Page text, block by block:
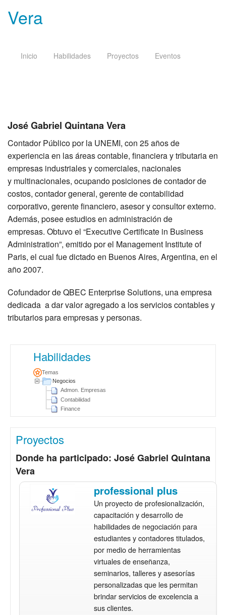
Vera
Inicio Habilidades Proyectos Eventos
José Gabriel Quintana Vera
Contador Público por la UNEMI, con 25 años de
experiencia en las áreas contable, financiera y tributaria en
empresas industriales y comerciales, nacionales
y multinacionales, ocupando posiciones de contador de
costos, contador general, gerente de contabilidad
corporativo, gerente financiero, asesor y consultor externo.
Además, posee estudios en administración de
empresas. Obtuvo el “Executive Certificate in Business
Administration”, emitido por el Management Institute of
Paris, el cual fue dictado en Buenos Aires, Argentina, en el
año 2007.
Cofundador de QBEC Enterprise Solutions, una empresa
dedicada a dar valor agregado a los servicios contables y
tributarios para empresas y personas.
Habilidades
Temas
Negocios
Admon. Empresas
Contabilidad
Finance
Proyectos
Donde ha participado: José Gabriel Quintana
Vera
professional plus
Un proyecto de profesionalización,
capacitación y desarrollo de
habilidades de negociación para
estudiantes y contadores titulados,
por medio de herramientas
virtuales de enseñanza,
seminarios, talleres y asesorías
personalizadas que les permitan
brindar servicios de excelencia a
sus clientes.